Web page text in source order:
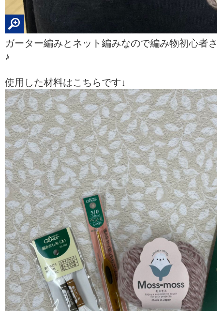
ガーター編みとネット編みなので編み物初心者
♪
使用した材料はこちらです↓